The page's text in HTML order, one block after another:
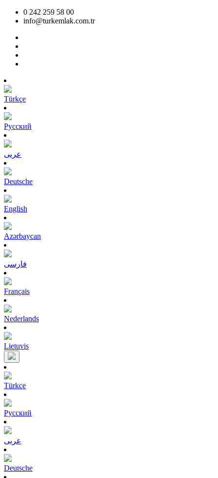
0 242 259 58 00
info@turkemlak.com.tr
Türkçe
Pусский
عربى
Deutsche
English
Azərbaycan
فارسی
Français
Nederlands
Lietuvis
Türkçe
Pусский
عربى
Deutsche